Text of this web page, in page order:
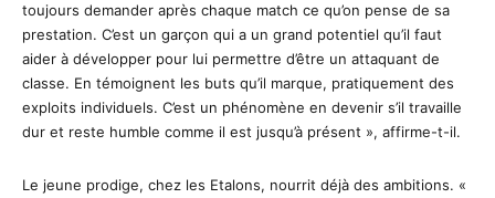
toujours demander après chaque match ce qu’on pense de sa
prestation. C’est un garçon qui a un grand potentiel qu’il faut
aider à développer pour lui permettre d’être un attaquant de
classe. En témoignent les buts qu’il marque, pratiquement des
exploits individuels. C’est un phénomène en devenir s’il travaille
dur et reste humble comme il est jusqu’à présent », affirme-t-il.
Le jeune prodige, chez les Etalons, nourrit déjà des ambitions. «